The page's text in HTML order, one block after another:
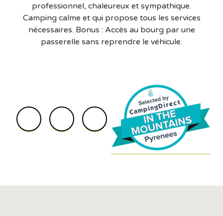
professionnel, chaleureux et sympathique.
Camping calme et qui propose tous les services
nécessaires. Bonus : Accès au bourg par une
passerelle sans reprendre le véhicule.